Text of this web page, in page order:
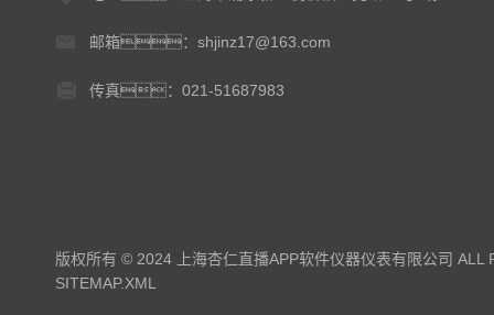
邮箱：shjinz17@163.com
传真：021-51687983
版权所有 © 2024 上海杏仁直播APP软件仪器仪表有限公司 ALL
SITEMAP.XML